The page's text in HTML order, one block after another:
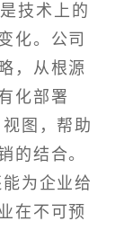
技术上的
化。公司
，从根源
化部署
图，帮助
的结合。
为企业给
在不可预